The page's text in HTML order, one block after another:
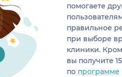
помогаете
правильное
при выборе
клиники.
вы получите
по программе